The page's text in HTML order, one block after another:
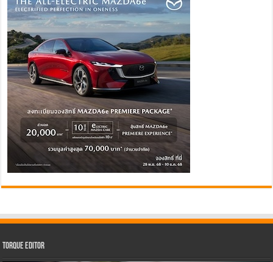
Torque Editor